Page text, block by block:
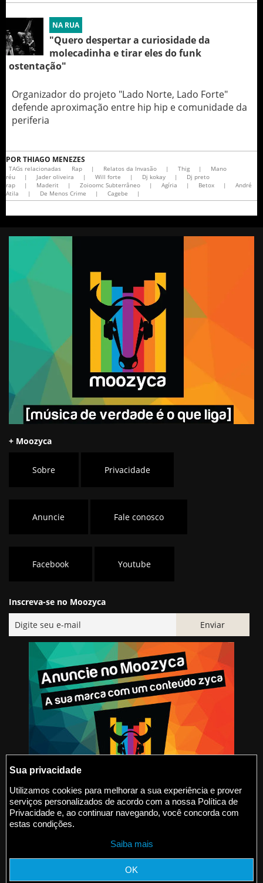
NA RUA
"Quero despertar a curiosidade da
molecadinha e tirar eles do funk
ostentação"
Organizador do projeto "Lado Norte, Lado Forte"
defende aproximação entre hip hip e comunidade da
periferia
PORTHIAGO MENEZES
TAGs relacionadas Rap | Relatos da Invasão | Thig |
Mano
réu
| Jader oliveira | Will forte | Dj kokay |
Dj preto
rap
| Maderit | Zoioomc Subterrâneo | Agíria | Betox |
André
Atila
| De Menos Crime | Cagebe |
+ Moozyca
Sobre Privacidade
Anuncie Fale conosco
Facebook Youtube
Inscreva-se no Moozyca
@2015-2026 Moozyca
Sua privacidade
Utilizamos cookies para melhorar a sua experiência e prover
serviços personalizados de acordo com a nossa Política de
Privacidade e, ao continuar navegando, você concorda com
estas condições.
Saiba mais
OK